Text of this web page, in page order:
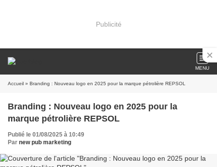
Publicité
MENU
Accueil » Branding : Nouveau logo en 2025 pour la marque pétrolière REPSOL
Branding : Nouveau logo en 2025 pour la
marque pétrolière REPSOL
Publié le 01/08/2025 à 10:49
Par new pub marketing